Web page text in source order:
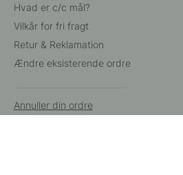
Hvad er c/c mål?
Vilkår for fri fragt
Retur & Reklamation
Ændre eksisterende ordre
Annuller din ordre